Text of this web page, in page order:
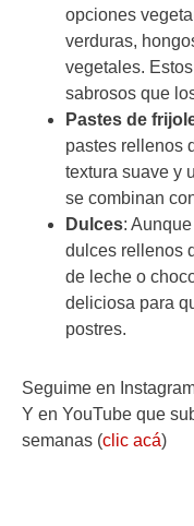
opciones
verduras,
vegetales.
sabrosos que
Pastes de
pastes rellenos
textura suave y
se combinan
Dulces:
dulces rellenos
de leche o
deliciosa para
postres.
Seguime en
Y en YouTube que
semanas (clic acá)